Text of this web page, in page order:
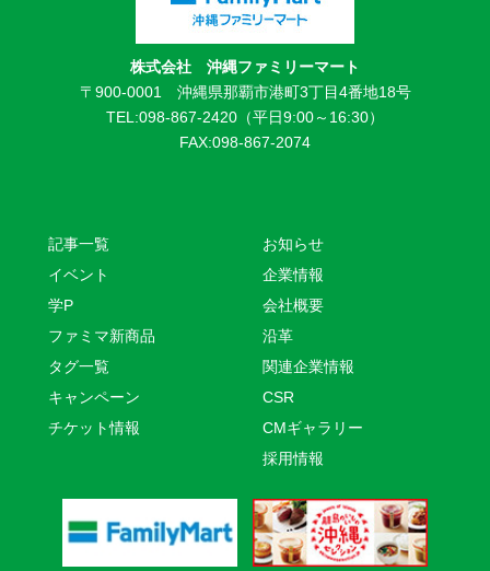
株式会社 沖縄ファミリーマート
〒900-0001 沖縄県那覇市港町3丁目4番地18号
TEL:098-867-2420（平日9:00～16:30）
FAX:098-867-2074
記事一覧
イベント
学P
ファミマ新商品
タグ一覧
キャンペーン
チケット情報
お知らせ
企業情報
会社概要
沿革
関連企業情報
CSR
CMギャラリー
採用情報